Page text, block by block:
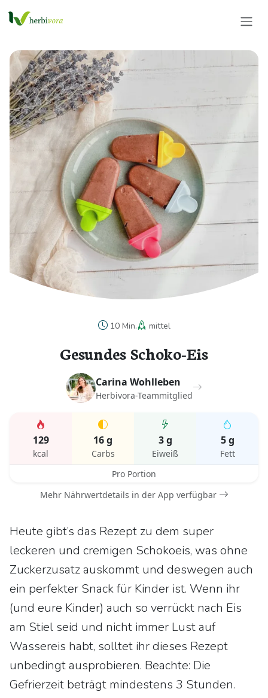
10 Min. mittel
Gesundes Schoko-Eis
Carina Wohlleben
Herbivora-Teammitglied
129
kcal
16 g
Carbs
3 g
Eiweiß
5 g
Fett
Pro Portion
Mehr Nährwertdetails in der App verfügbar
Heute gibt’s das Rezept zu dem super
leckeren und cremigen Schokoeis, was ohne
Zuckerzusatz auskommt und deswegen auch
ein perfekter Snack für Kinder ist. Wenn ihr
(und eure Kinder) auch so verrückt nach Eis
am Stiel seid und nicht immer Lust auf
Wassereis habt, solltet ihr dieses Rezept
unbedingt ausprobieren. Beachte: Die
Gefrierzeit beträgt mindestens 3 Stunden.